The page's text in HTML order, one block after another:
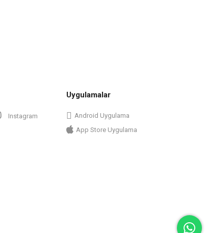
Instagram
Uygulamalar
Android Uygulama
App Store Uygulama